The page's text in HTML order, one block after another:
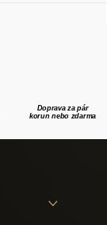
Doprava za pár
korun nebo zdarma